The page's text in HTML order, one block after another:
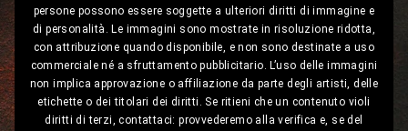
persone possono essere soggette a ulteriori diritti di immagine e
di personalità. Le immagini sono mostrate in risoluzione ridotta,
con attribuzione quando disponibile, e non sono destinate a uso
commerciale né a sfruttamento pubblicitario. L’uso delle immagini
non implica approvazione o affiliazione da parte degli artisti, delle
etichette o dei titolari dei diritti. Se ritieni che un contenuto violi
diritti di terzi, contattaci: provvederemo alla verifica e, se del